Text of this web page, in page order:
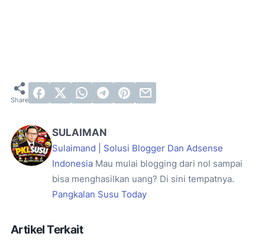
SULAIMAN
Sulaimand | Solusi Blogger Dan Adsense
Indonesia Mau mulai blogging dari nol sampai
bisa menghasilkan uang? Di sini tempatnya.
Pangkalan Susu Today
Artikel Terkait